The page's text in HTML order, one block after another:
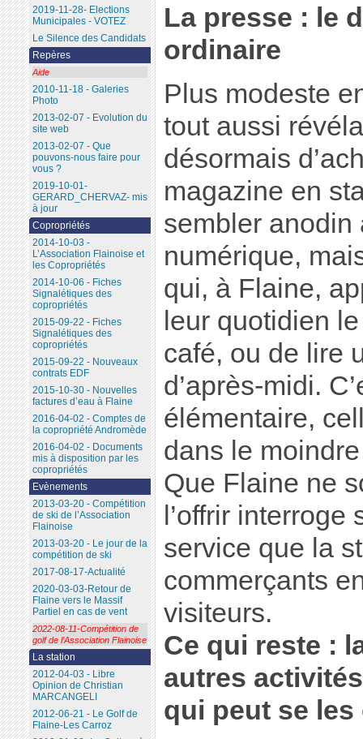
La presse : le
ordinaire
Plus modeste
tout aussi
désormais
magazine en
sembler anodin
numérique,
qui, à Flaine,
leur quotidien
café, ou de lire
d’après-midi.
élémentaire,
dans le
Que Flaine ne
l’offrir
service que la
commerçants
visiteurs.
Ce qui reste :
autres
qui peut se
2019-11-28- Elections
Municipales - VOTEZ
Le Silence des Candidats
Repères
Aide
2010-11-18 - Galeries
Photo
2013-02-07 - Evolution du
site web
2013-02-07 - Que
pouvons-nous faire pour
vous ?
2019-10-01-
GERARD_CHERVAZ- mis
à jour
Copropriétés
2014-10-03 -
L’Association Flainoise et
les Copropriétés
2014-10-06 - Fiches
Signalétiques des
copropriétés
2015-09-22 - Fiches
Signalétiques des
copropriétés
2015-09-22 - Nouveaux
contrats EDF
2015-10-30 - Nouvelles
factures d’eau à Flaine
2016-04-02 - Comptes de
la copropriété Andromède
2016-04-02 - Documents
mis à disposition par les
copropriétés
Evènements
2013-03-20 - Compétition
de ski de l’Association
Flainoise
2013-03-20 - Le jour de la
compétition de ski
2017-08-17-Actualité
2020-03-03-Retour de
Flaine vers le Massif
Partiel en cas de vent
2022-08-11-Compétition de
golf de l’Association Flainoise
La station
2012-04-03 - Libre
Opinion de Christian
MARCANGELI
2012-06-21 - Le Golf de
Flaine-Les Carroz